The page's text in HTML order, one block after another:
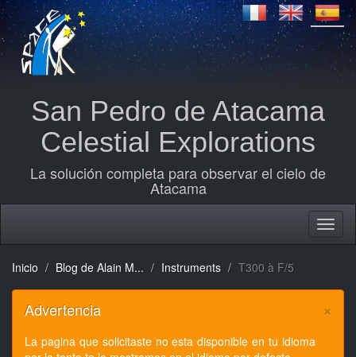
San Pedro de Atacama
Celestial Explorations
La solución completa para observar el cielo de
Atacama
Inicio Blog de Alain M... Instruments T300 à F/5
×
Advertencia
La pagina que solicitaste no esta disponible en tu idioma